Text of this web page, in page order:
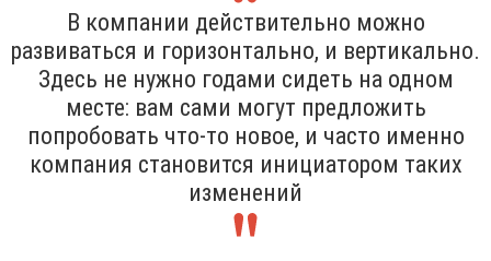
В компании действительно можно
развиваться и горизонтально, и вертикально.
Здесь не нужно годами сидеть на одном
месте: вам сами могут предложить
попробовать что-то новое, и часто именно
компания становится инициатором таких
изменений